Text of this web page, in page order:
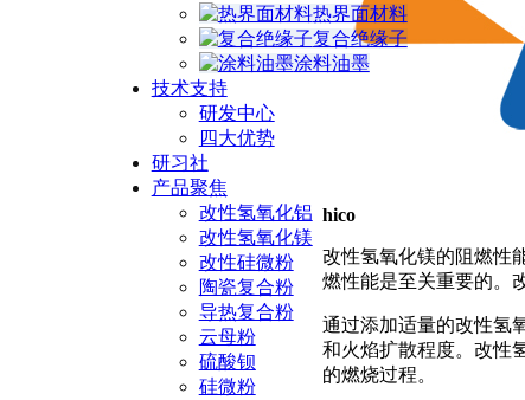
热界面材料
复合绝缘子
涂料油墨
技术支持
研发中心
四大优势
研习社
产品聚焦
改性氢氧化铝
改性氢氧化镁
改性硅微粉
陶瓷复合粉
导热复合粉
云母粉
硫酸钡
硅微粉
hico
改性氢氧化镁的阻燃性
燃性能是至关重要的。
通过添加适量的改性氢
和火焰扩散程度。改性
的燃烧过程。